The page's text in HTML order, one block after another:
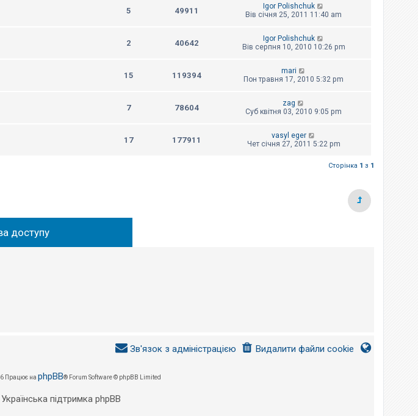
5 49911
Igor Polishchuk
Вів січня 25, 2011 11:40 am
2 40642
Igor Polishchuk
Вів серпня 10, 2010 10:26 pm
15 119394
mari
Пон травня 17, 2010 5:32 pm
7 78604
zag
Суб квітня 03, 2010 9:05 pm
17 177911
vasyl eger
Чет січня 27, 2011 5:22 pm
Сторінка 1 з 1
доступу
Видалити файли cookie
Зв'язок з адміністрацією
Працює на phpBB® Forum Software © phpBB Limited
Українська підтримка phpBB